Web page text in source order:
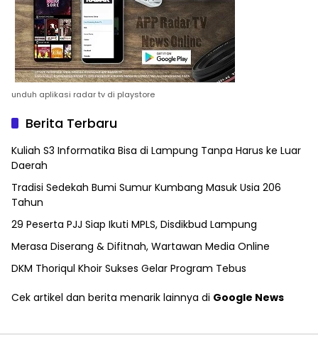
unduh aplikasi radar tv di playstore
Berita Terbaru
Kuliah S3 Informatika Bisa di Lampung Tanpa Harus ke Luar
Daerah
Tradisi Sedekah Bumi Sumur Kumbang Masuk Usia 206
Tahun
29 Peserta PJJ Siap Ikuti MPLS, Disdikbud Lampung
Merasa Diserang & Difitnah, Wartawan Media Online
DKM Thoriqul Khoir Sukses Gelar Program Tebus
Cek artikel dan berita menarik lainnya di Google News